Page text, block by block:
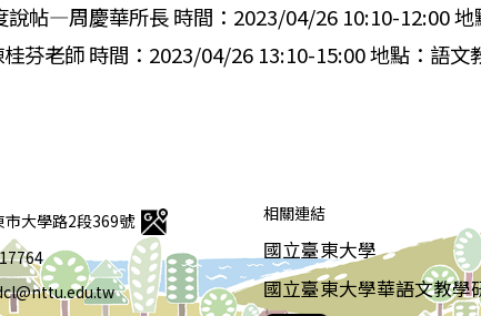
說帖—周慶華所長 時間：2023/04/26 10:10-12:00 地
芬老師 時間：2023/04/26 13:10-15:00 地點：語文
市大學路2段369號
相關連結
國立臺東大學
國立臺東大學華語文教學